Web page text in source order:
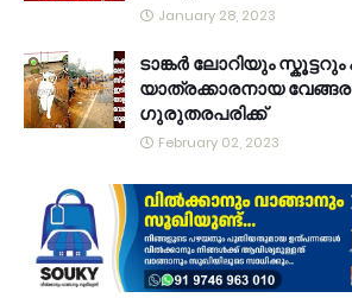
January 28, 2023
ടാങ്കർ ലോറിയും സ്കൂട്ടറും
യാത്രക്കാരനായ
ഗുരുതരപരിക്ക്
February 02, 2023